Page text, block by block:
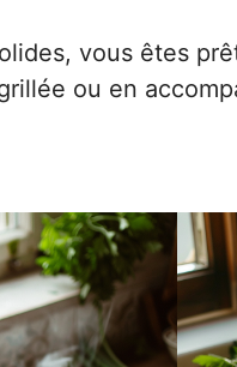
vous êtes
ou en